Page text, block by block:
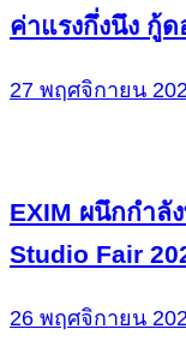
ค่าแรงกึ่งนึง กู้ด
27 พฤศจิกายน
EXIM ผนึกกำลั
Studio Fair
26 พฤศจิกายน